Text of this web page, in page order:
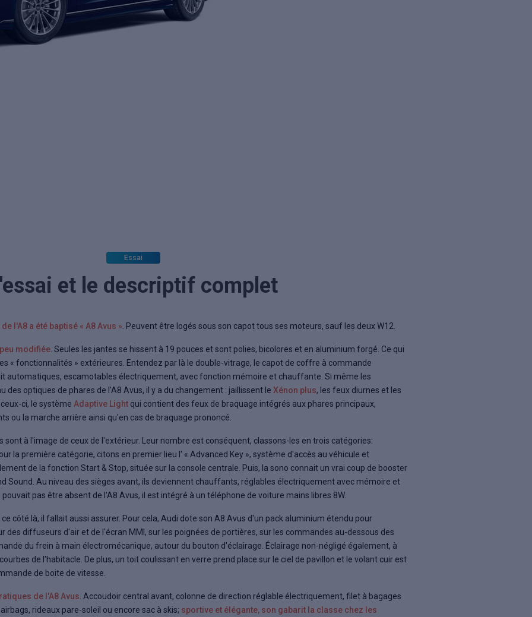
Essai
et le descriptif complet
l'A8 a été baptisé « A8 Avus » . Peuvent être logés sous son capot tous ses moteurs, sauf les deux W12.
peu modifiée . Seules les jantes se hissent à 19 pouces et sont polies, bicolores et en aluminium forgé. Ce qui
« fonctionnalités » extérieures. Entendez par là le double-vitrage, le capot de coffre à commande
automatiques, escamotables électriquement, avec fonction mémoire et chauffante. Si même les
des optiques de phares de l'A8 Avus, il y a du changement : jaillissent le Xénon plus, les feux diurnes et les
ci, le système Adaptive Light qui contient des feux de braquage intégrés aux phares principaux,
ou la marche arrière ainsi qu'en cas de braquage prononcé.
à l'image de ceux de l'extérieur. Leur nombre est conséquent, classons-les en trois catégories:
la première catégorie, citons en premier lieu l' « Advanced Key », système d'accès au véhicule et
de la fonction Start & Stop, située sur la console centrale. Puis, la sono connait un vrai coup de booster
Sound. Au niveau des sièges avant, ils deviennent chauffants, réglables électriquement avec mémoire et
pas être absent de l'A8 Avus, il est intégré à un téléphone de voiture mains libres 8W.
ce côté là, il fallait aussi assurer. Pour cela, Audi dote son A8 Avus d'un pack aluminium étendu pour
des diffuseurs d'air et de l'écran MMI, sur les poignées de portières, sur les commandes au-dessous des
du frein à main électromécanique, autour du bouton d'éclairage. Éclairage non-négligé également, à
de l'habitacle. De plus, un toit coulissant en verre prend place sur le ciel de pavillon et le volant cuir est
de boite de vitesse.
de l'A8 Avus . Accoudoir central avant, colonne de direction réglable électriquement, filet à bagages
rideaux pare-soleil ou encore sac à skis; sportive et élégante, son gabarit la classe chez les